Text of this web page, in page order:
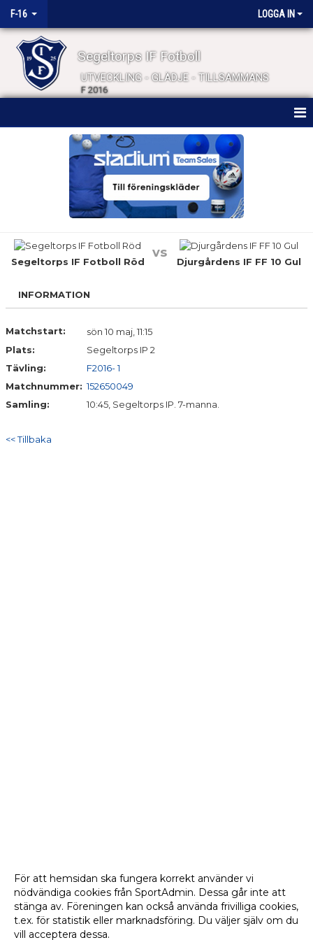
F-16 LOGGA IN
Segeltorps IF Fotboll
UTVECKLING - GLÄDJE - TILLSAMMANS
F 2016
TRUPPEN
BILDGALLERI
KONTAKT
Segeltorps IF Fotboll Röd
vs
Djurgårdens IF FF 10 Gul
INFORMATION
Matchstart:
sön 10 maj, 11:15
Plats:
Segeltorps IP 2
Tävling:
F2016- 1
Matchnummer: 152650049
Samling:
10:45, Segeltorps IP. 7-manna.
<< Tillbaka
För att hemsidan ska fungera korrekt använder vi
nödvändiga cookies från SportAdmin. Dessa går inte att
stänga av. Föreningen kan också använda frivilliga cookies,
t.ex. för statistik eller marknadsföring. Du väljer själv om du
vill acceptera dessa.